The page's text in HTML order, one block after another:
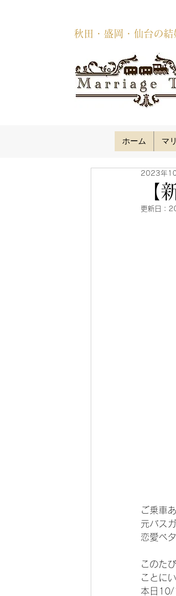
秋田・盛岡・仙台の
ホーム マ
【
2023年
更新日：
ご乗車
元バス
恋愛ベ
このた
ことに
本日10/